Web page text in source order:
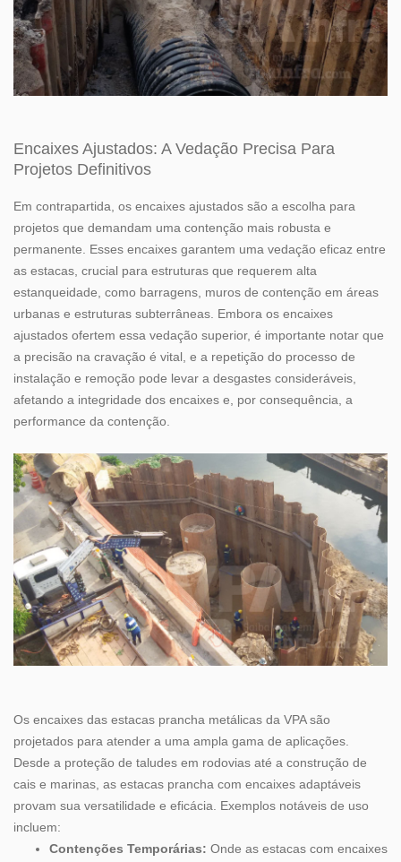
Encaixes Ajustados: A Vedação Precisa Para
Projetos Definitivos
Em contrapartida, os encaixes ajustados são a escolha para
projetos que demandam uma contenção mais robusta e
permanente. Esses encaixes garantem uma vedação eficaz entre
as estacas, crucial para estruturas que requerem alta
estanqueidade, como barragens, muros de contenção em áreas
urbanas e estruturas subterrâneas. Embora os encaixes
ajustados ofertem essa vedação superior, é importante notar que
a precisão na cravação é vital, e a repetição do processo de
instalação e remoção pode levar a desgastes consideráveis,
afetando a integridade dos encaixes e, por consequência, a
performance da contenção.
Os encaixes das estacas prancha metálicas da VPA são
projetados para atender a uma ampla gama de aplicações.
Desde a proteção de taludes em rodovias até a construção de
cais e marinas, as estacas prancha com encaixes adaptáveis
provam sua versatilidade e eficácia. Exemplos notáveis de uso
incluem:
Contenções Temporárias: Onde as estacas com encaixes